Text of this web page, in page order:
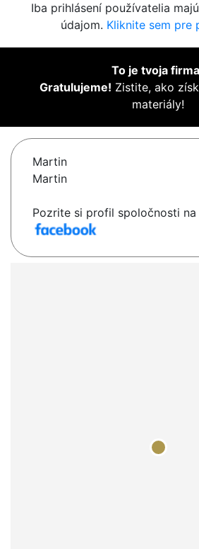
Iba prihlásení používatelia
údajom. Kliknite sem pre
To je tvoja firma
Gratulujeme! Zistite, ako
materiály!
Martin
Martin
Pozrite si profil spoločnosti na